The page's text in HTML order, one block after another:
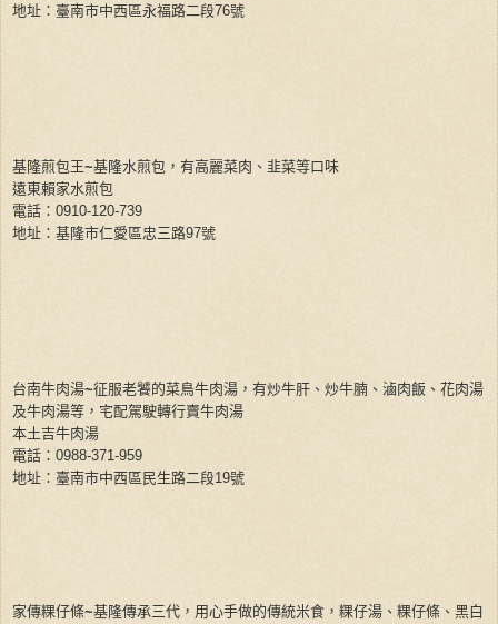
地址：臺南市中西區永福路二段76號
基隆煎包王~基隆水煎包，有高麗菜肉、韭菜等口味
遠東賴家水煎包
電話： 0910-120-739
地址：基隆市仁愛區忠三路97號
台南牛肉湯~征服老饕的菜鳥牛肉湯，有炒牛肝、炒牛腩、滷肉飯、花肉湯
及牛肉湯等，宅配駕駛轉行賣牛肉湯
本土吉牛肉湯
電話： 0988-371-959
地址：臺南市中西區民生路二段19號
家傳粿仔條~基隆傳承三代，用心手做的傳統米食，粿仔湯、粿仔條、黑白